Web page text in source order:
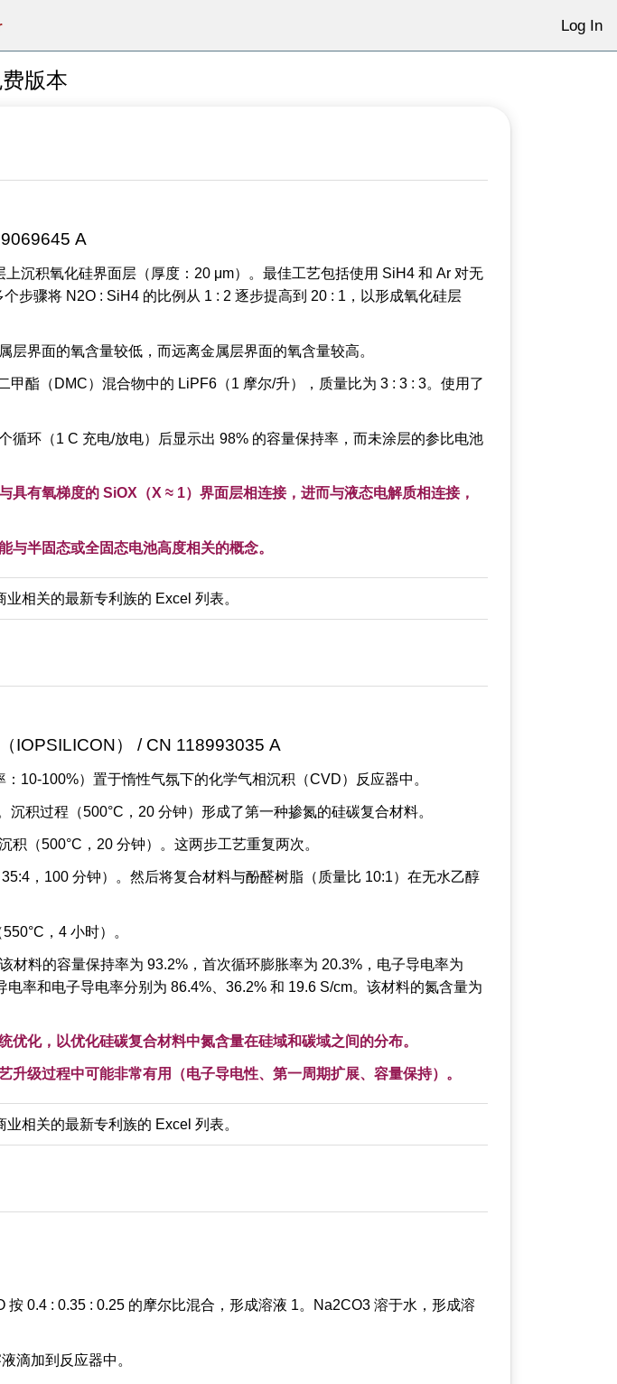
Log In
版本
A
沉积氧化硅界面层（厚度：20 μm）。最佳工艺包括使用 SiH4 和 Ar 对无
步骤将 N2O : SiH4 的比例从 1 : 2 逐步提高到 20 : 1，以形成氧化硅层
界面的氧含量较低，而远离金属层界面的氧含量较高。
酯（DMC）混合物中的 LiPF6（1 摩尔/升），质量比为 3 : 3 : 3。使用了
循环（1 C 充电/放电）后显示出 98% 的容量保持率，而未涂层的参比电池
有氧梯度的 SiOX（X ≈ 1）界面层相连接，进而与液态电解质相连接，
半固态或全固态电池高度相关的概念。
相关的最新专利族的 Excel 列表。
IOPSILICON） / CN 118993035 A
10-100%）置于惰性气氛下的化学气相沉积（CVD）反应器中。
积过程（500°C，20 分钟）形成了第一种掺氮的硅碳复合材料。
（500°C，20 分钟）。这两步工艺重复两次。
，100 分钟）。然后将复合材料与酚醛树脂（质量比 10:1）在无水乙醇
，4 小时）。
材料的容量保持率为 93.2%，首次循环膨胀率为 20.3%，电子导电率为
率和电子导电率分别为 86.4%、36.2% 和 19.6 S/cm。该材料的氮含量为
化，以优化硅碳复合材料中氮含量在硅域和碳域之间的分布。
级过程中可能非常有用（电子导电性、第一周期扩展、容量保持）。
相关的最新专利族的 Excel 列表。
0.4 : 0.35 : 0.25 的摩尔比混合，形成溶液 1。Na2CO3 溶于水，形成溶
滴加到反应器中。